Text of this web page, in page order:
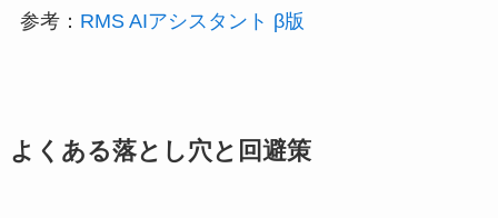
参考： RMS AIアシスタント β版
よくある落とし穴と回避策